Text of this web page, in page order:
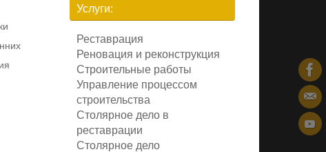
Услуги:
Реставрация
Реновация и реконструкция
Строительные работы
Управление процессом
строительства
Столярное дело в
реставрации
Столярное дело